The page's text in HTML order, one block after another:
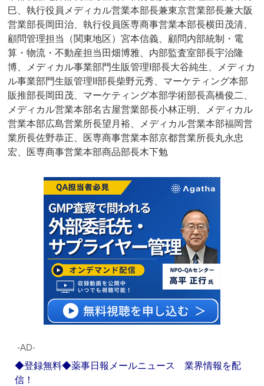
巳、執行役員メディカル営業本部長兼東京営業部長兼大阪
営業部長岡田治、執行役員医専商事営業本部長横田茂清、
顧問管理担当（関東地区）宮本信義、顧問内部統制・電
算・物流・不動産担当田畑博雅、内部監査室部長宇治隆
博、メディカル事業部門生販管理I部長大谷純生、メディカ
ル事業部門生販管理II部長柴野元秀、マーケティング本部
販推部長岡田茂、マーケティング本部学術部長高橋俊二、
メディカル営業本部名古屋営業部長小林正明、メディカル
営業本部広島営業所長望月裕、メディカル営業本部福岡営
業所長佐野恭正、医専商事営業本部京都営業所長丸永忠
宏、医専商事営業本部商品部長木下勉
‐AD‐
◆登録無料◆薬事日報メールニュース 業界情報を配
信！